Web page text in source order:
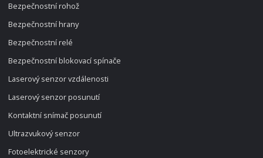
Bezpečnostní rohož
Bezpečnostní hrany
Bezpečnostní relé
Bezpečnostní blokovací spínače
Laserový senzor vzdálenosti
Laserový senzor posunutí
Kontaktní snímač posunutí
Ultrazvukový senzor
Fotoelektrické senzory